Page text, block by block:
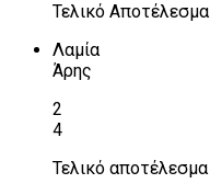
Τελικό Αποτέλεσμα
Λαμία
Άρης
2
4
Τελικό αποτέλεσμα